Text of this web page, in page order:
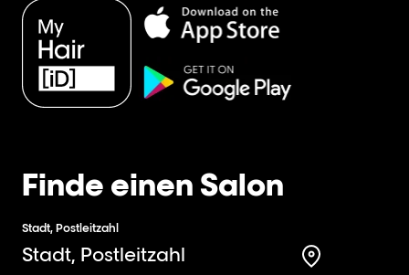
Finde einen Salon
Stadt, Postleitzahl
Search for a